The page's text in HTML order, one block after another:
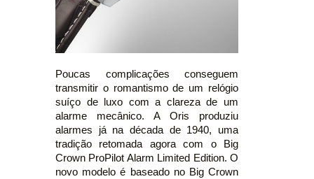
Poucas complicações conseguem
transmitir o romantismo de um relógio
suíço de luxo com a clareza de um
alarme mecânico. A Oris produziu
alarmes já na década de 1940, uma
tradição retomada agora com o Big
Crown ProPilot Alarm Limited Edition. O
novo modelo é baseado no Big Crown